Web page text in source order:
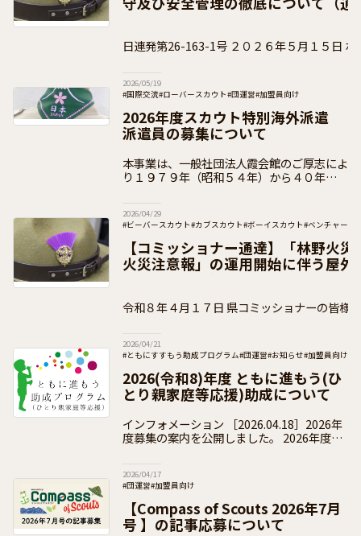
日連発第26-163-1号 ２０２６年５月１５日 ボーイスカウト都道府県連
2026/05/19
#国際交流#ローバースカウト#団運営#加盟員向け
2026年度スカウト特別海外派遣
派遣員の募集について
本事業は、一般社団法人霞会館のご厚志によ
り１９７９年（昭和５４年）から４０年以上
２３年度）から令和７年度（２０２５年度）
2026/04/29
#ビーバースカウト#カブスカウト#ボーイスカウト#ベンチャース
#加盟員向け
【コミッショナー通達】「林野火
火災注意報」の運用開始に伴う屋外
令和８年４月１７日 県コミッショナーの皆様 公益財団法人ボーイスカ
2026/04/21
#ともにすすもう助成プログラム#団運営#お知らせ#加盟員向け
2026(令和8)年度 ともに進もう(ひ
とり親家庭等応援)助成について
インフォメーション ［2026.04.18］2026年
度募集の案内を公開しました。 2026年度の
2026/04/17
#団運営#加盟員向け
【Compass of Scouts 2026年7月
号 】の記事応募について